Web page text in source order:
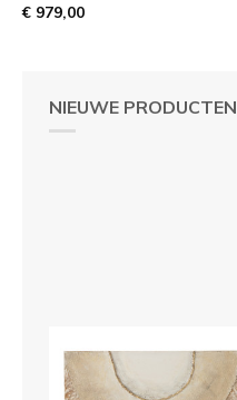
NIEUWE PRODUCTEN
€ 979,00